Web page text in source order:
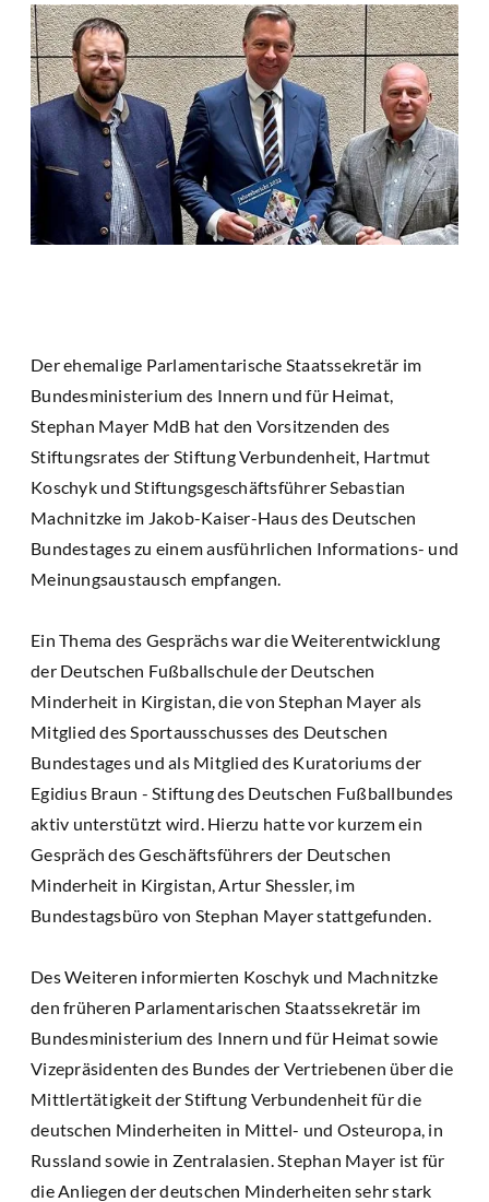
Der ehemalige Parlamentarische Staatssekretär im
Bundesministerium des Innern und für Heimat,
Stephan Mayer MdB hat den Vorsitzenden des
Stiftungsrates der Stiftung Verbundenheit, Hartmut
Koschyk und Stiftungsgeschäftsführer Sebastian
Machnitzke im Jakob-Kaiser-Haus des Deutschen
Bundestages zu einem ausführlichen Informations- und
Meinungsaustausch empfangen.
Ein Thema des Gesprächs war die Weiterentwicklung
der Deutschen Fußballschule der Deutschen
Minderheit in Kirgistan, die von Stephan Mayer als
Mitglied des Sportausschusses des Deutschen
Bundestages und als Mitglied des Kuratoriums der
Egidius Braun - Stiftung des Deutschen Fußballbundes
aktiv unterstützt wird. Hierzu hatte vor kurzem ein
Gespräch des Geschäftsführers der Deutschen
Minderheit in Kirgistan, Artur Shessler, im
Bundestagsbüro von Stephan Mayer stattgefunden.
Des Weiteren informierten Koschyk und Machnitzke
den früheren Parlamentarischen Staatssekretär im
Bundesministerium des Innern und für Heimat sowie
Vizepräsidenten des Bundes der Vertriebenen über die
Mittlertätigkeit der Stiftung Verbundenheit für die
deutschen Minderheiten in Mittel- und Osteuropa, in
Russland sowie in Zentralasien. Stephan Mayer ist für
die Anliegen der deutschen Minderheiten sehr stark